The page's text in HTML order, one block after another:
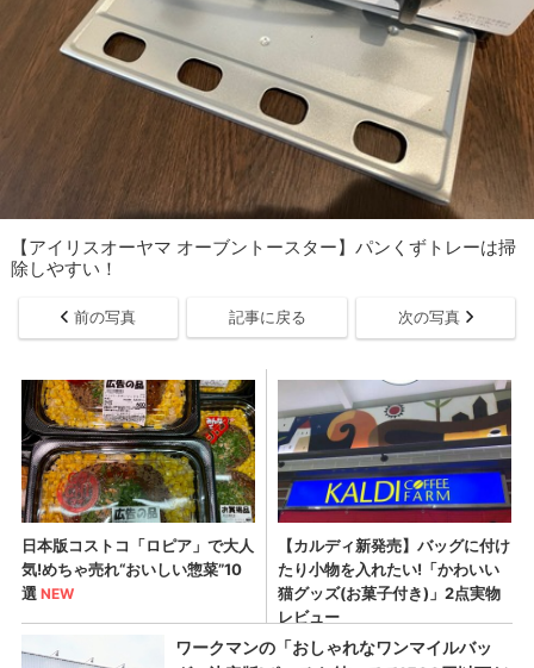
【アイリスオーヤマ オーブントースター】パンくずトレーは掃
除しやすい！
前の写真 記事に戻る 次の写真